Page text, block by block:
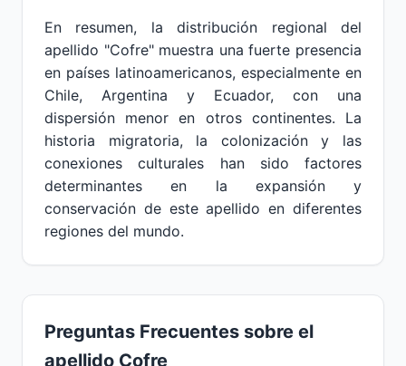
En resumen, la distribución regional del
apellido "Cofre" muestra una fuerte presencia
en países latinoamericanos, especialmente en
Chile, Argentina y Ecuador, con una
dispersión menor en otros continentes. La
historia migratoria, la colonización y las
conexiones culturales han sido factores
determinantes en la expansión y
conservación de este apellido en diferentes
regiones del mundo.
Preguntas Frecuentes sobre el
apellido Cofre